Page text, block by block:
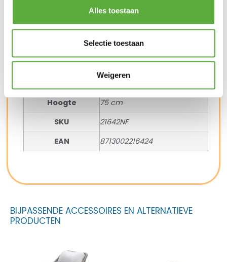
Alles toestaan
Selectie toestaan
Weigeren
Kunstof
Materiaal 2
aluminium
Rond
Lengte
122 cm
122 cm
Hoogte
75 cm
SKU
21642NF
EAN
8713002216424
BIJPASSENDE ACCESSOIRES EN ALTERNATIEVE
PRODUCTEN